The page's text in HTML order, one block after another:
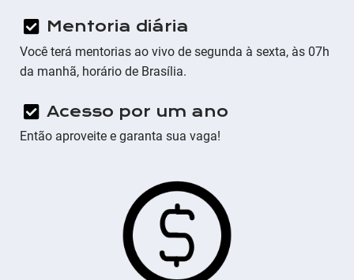
Mentoria diária
Você terá mentorias ao vivo de segunda à sexta, às 07h
da manhã, horário de Brasília.
Acesso por um ano
Então aproveite e garanta sua vaga!